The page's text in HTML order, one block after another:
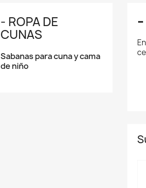
- ROPA DE
CUNAS
Sabanas para cuna y cama
de niño